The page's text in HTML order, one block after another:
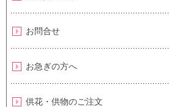
お問合せ
お急ぎの方へ
供花・供物のご注文